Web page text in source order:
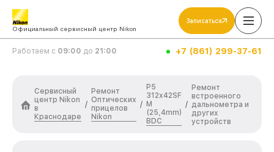
Официальный сервисный центр Nikon
Записаться
Работаем с 09:00 до 21:00 +7 (861) 299-37-61
Сервисный
центр Nikon
в
Краснодаре
/
Ремонт
Оптических
прицелов
Nikon
/
P5
312x42SF
M
(25,4mm)
BDC
/
Ремонт
встроенного
дальнометра и
других
устройств